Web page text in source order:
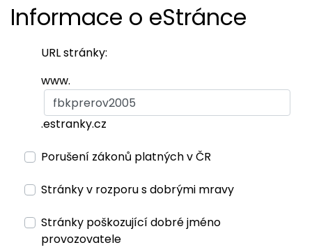
Informace o eStránce
URL stránky:
www.
.estranky.cz
Porušení zákonů platných v ČR
Stránky v rozporu s dobrými mravy
Stránky poškozující dobré jméno
provozovatele